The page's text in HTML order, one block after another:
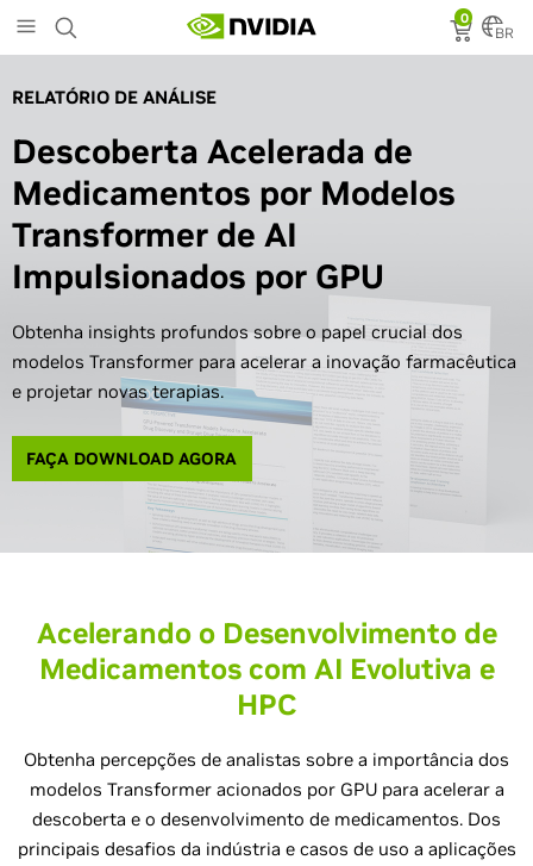
to
main
content
0
BR
RELATÓRIO DE ANÁLISE
Descoberta Acelerada de
Medicamentos por Modelos
Transformer de AI
Impulsionados por GPU
Obtenha insights profundos sobre o papel crucial dos
modelos Transformer para acelerar a inovação farmacêutica
e projetar novas terapias.
FAÇA DOWNLOAD AGORA
Acelerando o Desenvolvimento de
Medicamentos com AI Evolutiva e
HPC
Obtenha percepções de analistas sobre a importância dos
modelos Transformer acionados por GPU para acelerar a
descoberta e o desenvolvimento de medicamentos. Dos
principais desafios da indústria e casos de uso a aplicações